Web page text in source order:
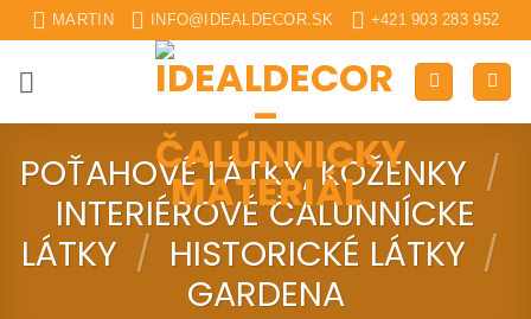
Skip
to
content
MARTIN INFO@IDEALDECOR.SK +421 903 283 952
POŤAHOVÉ LÁTKY, KOŽENKY /
INTERIÉROVÉ ČALUNNÍCKE
LÁTKY / HISTORICKÉ LÁTKY /
GARDENA